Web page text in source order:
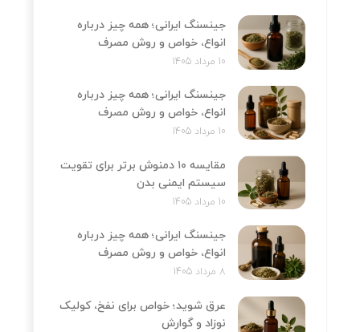
جینسنگ ایرانی؛ همه چیز درباره
انواع، خواص و روش مصرف
10 مرداد 1405
جینسنگ ایرانی؛ همه چیز درباره
انواع، خواص و روش مصرف
10 مرداد 1405
مقایسه ۱۰ دمنوش برتر برای تقویت
سیستم ایمنی بدن
10 مرداد 1405
جینسنگ ایرانی؛ همه چیز درباره
انواع، خواص و روش مصرف
8 مرداد 1405
عرق شوید؛ خواص برای نفخ، کولیک
نوزاد و گوارش